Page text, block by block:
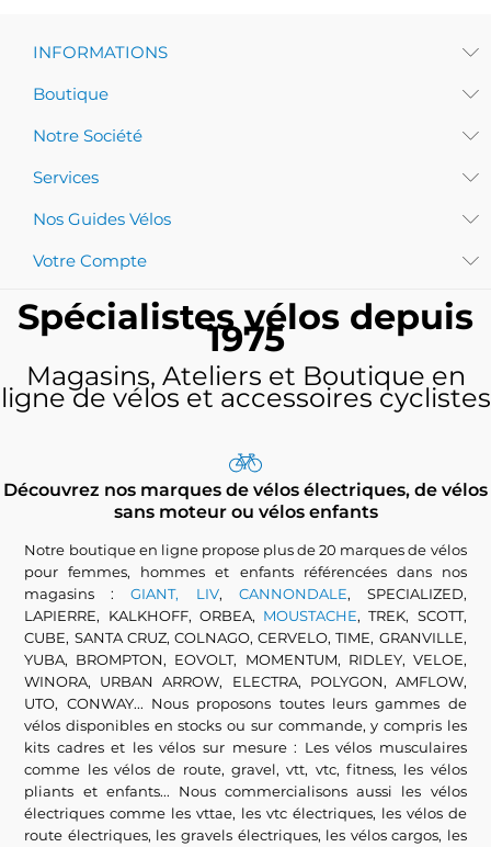
INFORMATIONS
Boutique
Notre Société
Services
Nos Guides Vélos
Votre Compte
Spécialistes vélos depuis
1975
Magasins, Ateliers et Boutique en
ligne de vélos et accessoires cyclistes
Découvrez nos marques de vélos électriques, de vélos
sans moteur ou vélos enfants
Notre boutique en ligne propose plus de 20 marques de vélos
pour femmes, hommes et enfants référencées dans nos
magasins :GIANT, LIV, CANNONDALE, SPECIALIZED,
LAPIERRE, KALKHOFF, ORBEA, MOUSTACHE, TREK, SCOTT,
CUBE, SANTA CRUZ, COLNAGO, CERVELO, TIME, GRANVILLE,
YUBA, BROMPTON, EOVOLT, MOMENTUM, RIDLEY, VELOE,
WINORA, URBAN ARROW, ELECTRA, POLYGON, AMFLOW,
UTO, CONWAY... Nous proposons toutes leurs gammes de
vélos disponibles en stocks ou sur commande, y compris les
kits cadres et les vélos sur mesure : Les vélos musculaires
comme les vélos de route, gravel, vtt, vtc, fitness, les vélos
pliants et enfants... Nous commercialisons aussi les vélos
électriques comme les vttae, les vtc électriques, les vélos de
route électriques, les gravels électriques, les vélos cargos, les